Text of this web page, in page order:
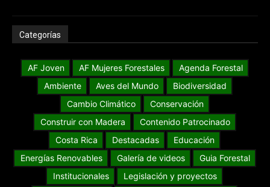
Categorías
AF Joven AF Mujeres Forestales
Agenda Forestal
Ambiente
Aves del Mundo
Biodiversidad
Cambio Climático
Conservación
Construir con Madera
Contenido Patrocinado
Costa Rica
Destacadas
Educación
Energías Renovables
Galería de videos
Guia Forestal
Institucionales
Legislación y proyectos